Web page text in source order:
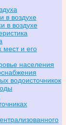
в воздухе
в воздухе
мест и его
населения
водоисточникок